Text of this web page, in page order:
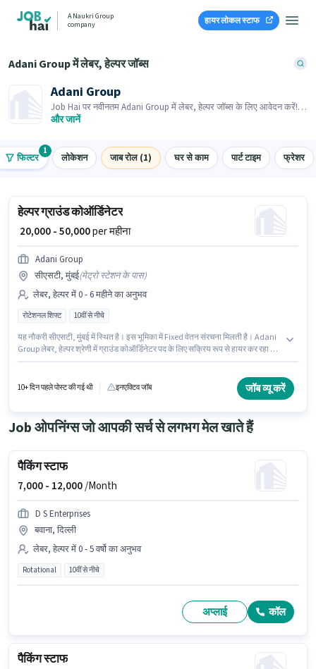
A Naukri Group
company
हायर लोकल स्टाफ
Adani Group में लेबर, हेल्पर जॉब्स
Adani Group
Job Hai पर नवीनतम Adani Group में लेबर, हेल्पर जॉब्स के लिए आवेदन करें!
भर्तीकर्ता के पास आपके क्षेत्र में तत्काल रिक्तियां हैं।
और जानें
फिल्टर
1
लोकेशन जाब रोल (1) घर से काम पार्ट टाइम फ्रेशर
हेल्पर ग्राउंड कोऑर्डिनेटर
₹ 20,000 - 50,000per महीना
Adani Group
सीएसटी, मुंबई(मेट्रो स्टेशन के पास)
लेबर, हेल्पर में 0 - 6 महीने का अनुभव
रोटेशनल शिफ्ट 10वीं से नीचे
यह नौकरी सीएसटी, मुंबई में स्थित है। इस भूमिका में Fixed वेतन संरचना मिलती है। Adani
Group लेबर, हेल्पर श्रेणी में ग्राउंड कोऑर्डिनेटर पद के लिए सक्रिय रूप से हायर कर रहा है।
working प्रति सप्ताह है। यह पद 0 - 6 महीने वर्ष के अनुभव वाले के लिए उपयुक्त है। आप
10+ दिन पहले पोस्ट की गई थी इनएक्टिव जॉब जॉब व्यू करें
Job ओपनिंग्स जो आपकी सर्च से लगभग मेल खाते हैं
पैकिंग स्टाफ
7,000 - 12,000/Month
D S Enterprises
बवाना, दिल्ली
लेबर, हेल्पर में 0 - 5 वर्षो का अनुभव
Rotational 10वीं से नीचे
अप्लाई कॉल
पैकिंग स्टाफ